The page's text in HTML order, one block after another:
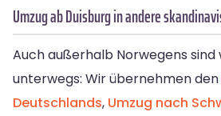
Umzug ab Duisburg in andere
Auch außerhalb Norwegens sind
unterwegs: Wir übernehmen den
Deutschlands, Umzug nach